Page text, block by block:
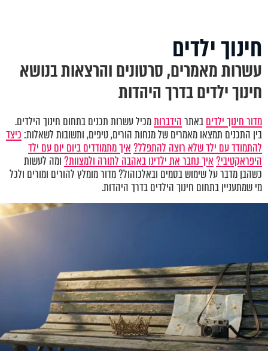
חינוך ילדים
עשרות מאמרים, סרטונים והרצאות בנושא
חינוך ילדים בדרך היהדות
מדור חינוך ילדיםבאתרהידברותמכיל עשרות תכנים בתחום חינוך הילדים.
בין התכנים תמצאו מאמרים של מנחות הורים, טיפים, ותשובות לשאלות: כיצד
להתמודד עם ילד שלא רוצה להתפלל?איך מתמודדים ביום יום עם ילד
היפראקטיבי?איך נחבר את ילדינו באהבה לתורה ולמצוות?ומה לעשות
כשהבן מדבר על שימוש בסמים ובאלכוהול? מדור מומלץ להורים ומורים ולכל
מי שמתעניין בתחום חינוך הילדים בדרך היהדות.